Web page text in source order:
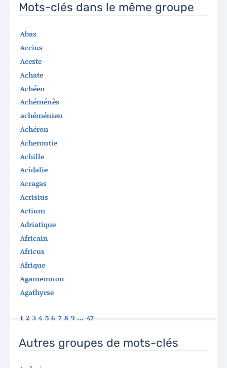
Mots-clés dans le même groupe
Abas
Accius
Aceste
Achate
Achéen
Achéménès
achéménien
Achéron
Acherontie
Achille
Acidalie
Acragas
Acrisius
Actium
Adriatique
Africain
Africus
Afrique
Agamemnon
Agathyrse
1 2 3 4 5 6 7 8 9 … 47
Autres groupes de mots-clés